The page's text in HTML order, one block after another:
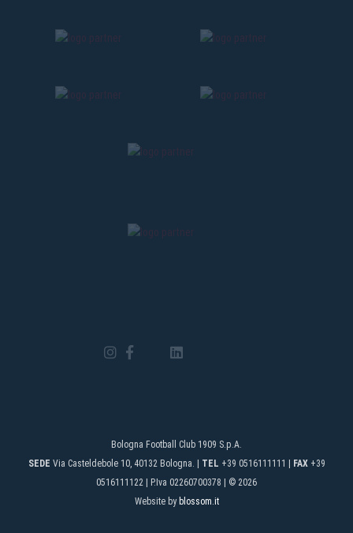
Bologna Football Club 1909 S.p.A.
SEDE Via Casteldebole 10, 40132 Bologna. | TEL +39 0516111111 | FAX+39
0516111122 | P.Iva 02260700378 | © 2026
Website by blossom.it